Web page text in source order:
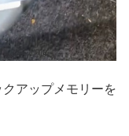
アップメモリーを